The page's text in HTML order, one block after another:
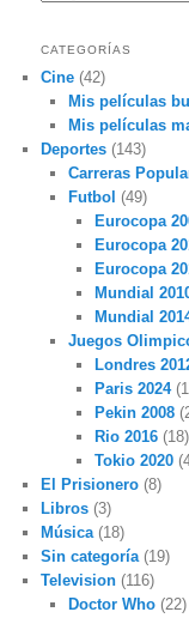
CATEGORÍAS
Cine (42)
Mis películas
Mis películas
Deportes (143)
Carreras
Futbol (49)
Eurocopa
Eurocopa
Eurocopa
Mundial
Mundial
Juegos
Londres
Paris 2024
Pekin 2008
Rio 2016 (18)
Tokio 2020
El Prisionero (8)
Libros (3)
Música(18)
Sin categoría(19)
Television (116)
Doctor Who(22)